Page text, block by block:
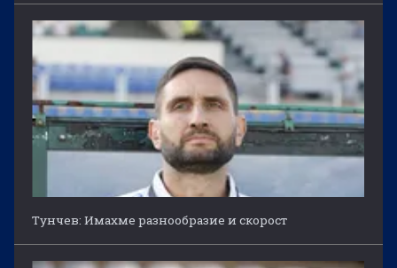
Тунчев: Имахме разнообразие и скорост